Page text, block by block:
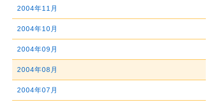
2012年01月
2010年03月
2010年02月
2010年01月
2009年05月
2009年04月
2009年03月
2009年02月
2009年01月
2008年06月
2008年05月
2008年04月
2008年03月
2008年02月
2007年07月
2007年06月
2007年05月
2007年04月
2007年03月
2006年08月
2006年07月
2006年06月
2006年05月
2006年04月
2004年11月
2004年10月
2004年09月
2004年08月
2004年07月